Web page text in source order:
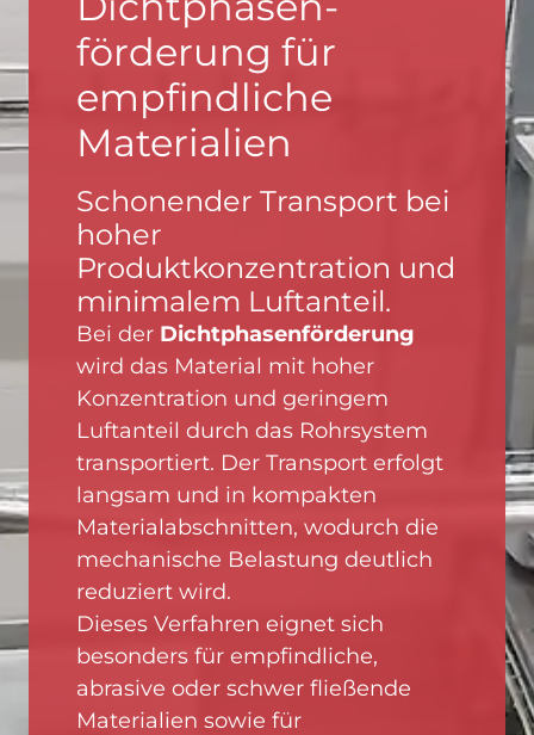
förderung für
empfindliche
Materialien
Schonender Transport bei
hoher
Produktkonzentration und
minimalem Luftanteil.
Bei der Dichtphasenförderung
wird das Material mit hoher
Konzentration und geringem
Luftanteil durch das Rohrsystem
transportiert. Der Transport erfolgt
langsam und in kompakten
Materialabschnitten, wodurch die
mechanische Belastung deutlich
reduziert wird.
Dieses Verfahren eignet sich
besonders für empfindliche,
abrasive oder schwer fließende
Materialien sowie für